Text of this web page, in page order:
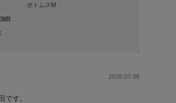
ボトムスM
2026.07.06
です。